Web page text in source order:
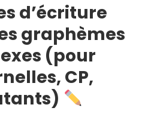
d’écriture
graphèmes
(pour
CP,